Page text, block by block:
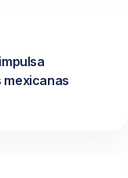
mexicanas